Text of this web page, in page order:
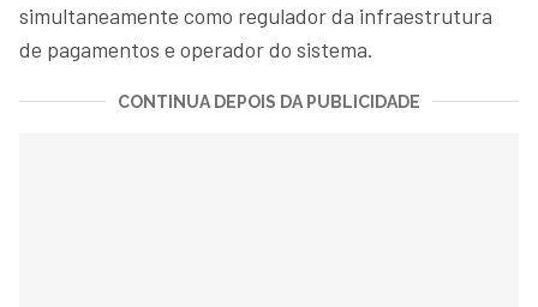
simultaneamente como regulador da infraestrutura
de pagamentos e operador do sistema.
CONTINUA DEPOIS DA PUBLICIDADE